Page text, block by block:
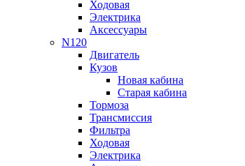
Ходовая
Электрика
Аксессуары
N120
Двигатель
Кузов
Новая кабина
Старая кабина
Тормоза
Трансмиссия
Фильтра
Ходовая
Электрика